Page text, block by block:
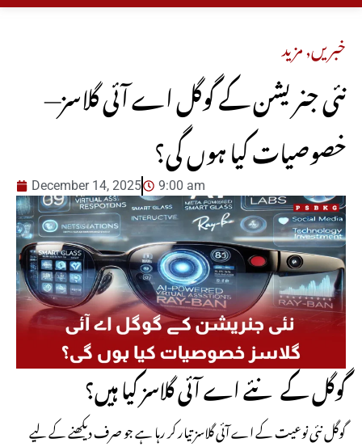
خبریں,مزید
نئی جنریشن کے گوگل اے آئی گلاسز—
خصوصیات کیا ہوں گی؟
December 14, 2025 9:00 am
گوگل کے نئے اے آئی گلاسز کیا ہیں؟
گوگل نئی نوعیت کے اے آئی گلاسز تیار کر رہا ہے جو صرف دیکھنے کے لیے